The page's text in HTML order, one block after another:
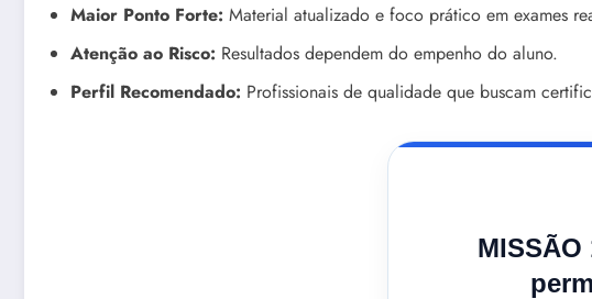
Maior Ponto Forte: Material atualizado e foco prático em exames
Atenção ao Risco: Resultados dependem do empenho do aluno.
Perfil Recomendado: Profissionais de qualidade que buscam